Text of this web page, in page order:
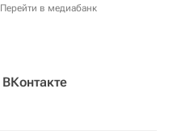
Перейти в медиабанк
ВКонтакте